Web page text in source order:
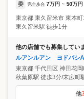
委 完全歩合 7万円 ~ 50万円
東京都 東久留米市 東本
東久留米駅 徒歩1分
他の店舗でも募集してい
ルアンルアン ヨドバシ
東京都 千代田区 神田花
秋葉原駅 徒歩3分/末広町
他